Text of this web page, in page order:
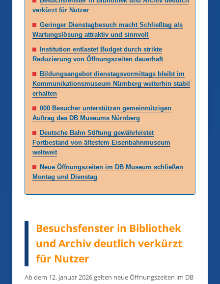
verkürzt für Nutzer
Geringer Dienstagbesuch macht Schließtag als
Wartungslösung attraktiv und sinnvoll
Institution entlastet Budget durch strikte
Reduzierung von Öffnungszeiten dauerhaft
Bildungsangebot dienstagsvormittags bleibt im
Kommunikationsmuseum Nürnberg weiterhin stabil
erhalten
000 Besucher unterstützen gemeinnützigen
Auftrag des DB Museums Nürnberg
Deutsche Bahn Stiftung gewährleistet
Fortbestand von ältestem Eisenbahnmuseum
weltweit
Neue Öffnungszeiten im DB Museum schließen
Montag und Dienstag
Besuchsfenster in Bibliothek
und Archiv deutlich verkürzt
für Nutzer
Ab dem 12. Januar 2026 gelten neue Öffnungszeiten im DB